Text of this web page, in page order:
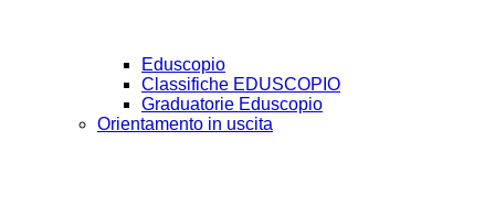
Eduscopio
Classifiche EDUSCOPIO
Graduatorie Eduscopio
Orientamento in uscita